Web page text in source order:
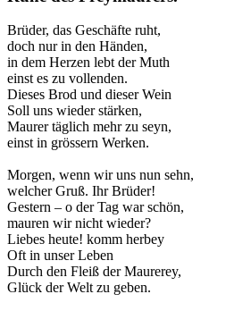
Brüder, das Geschäfte ruht,
doch nur in den Händen,
in dem Herzen lebt der Muth
einst es zu vollenden.
Dieses Brod und dieser Wein
Soll uns wieder stärken,
Maurer täglich mehr zu seyn,
einst in grössern Werken.
Morgen, wenn wir uns nun sehn,
welcher Gruß. Ihr Brüder!
Gestern – o der Tag war schön,
mauren wir nicht wieder?
Liebes heute! komm herbey
Oft in unser Leben
Durch den Fleiß der Maurerey,
Glück der Welt zu geben.